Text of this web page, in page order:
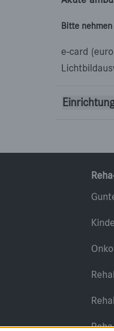
Bitte
e-card